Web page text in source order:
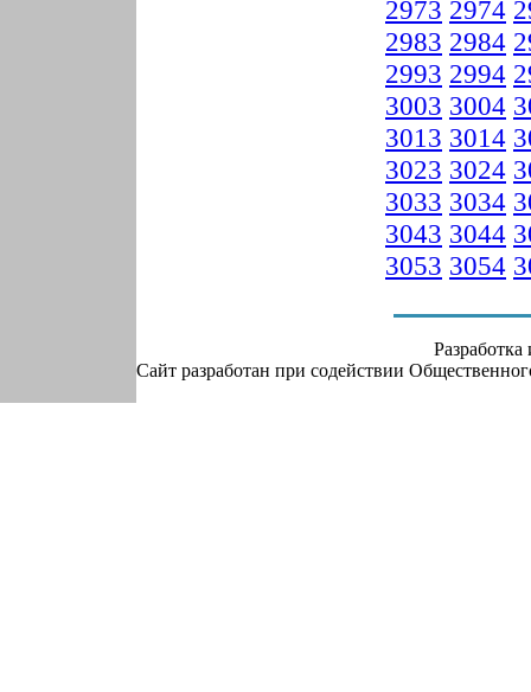
2973 2974
2983 2984
2993 2994
3003 3004
3013 3014
3023 3024
3033 3034
3043 3044
3053 3054
Сайт разработан при содействии